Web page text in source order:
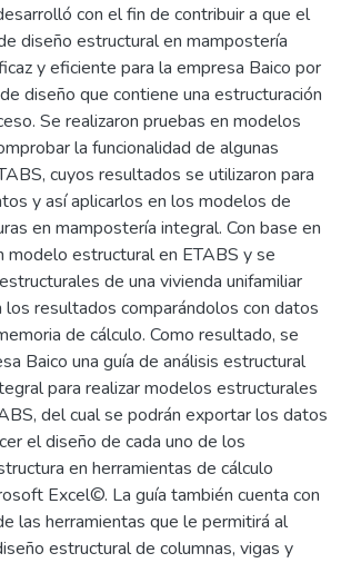
con el fin de contribuir a que el
diseño estructural en mampostería
y eficiente para la empresa Baico por
diseño que contiene una estructuración
Se realizaron pruebas en modelos
la funcionalidad de algunas
cuyos resultados se utilizaron para
y así aplicarlos en los modelos de
en mampostería integral. Con base en
modelo estructural en ETABS y se
de una vivienda unifamiliar
los resultados comparándolos con datos
de cálculo. Como resultado, se
Baico una guía de análisis estructural
para realizar modelos estructurales
del cual se podrán exportar los datos
el diseño de cada uno de los
en herramientas de cálculo
Excel©. La guía también cuenta con
las herramientas que le permitirá al
estructural de columnas, vigas y